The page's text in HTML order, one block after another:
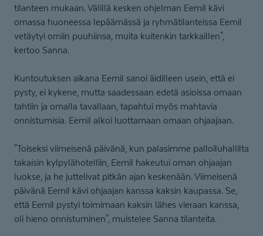
tilanteen mukaan. Välillä kesken ohjelman Eemil kävi
omassa huoneessa lepäämässä ja ryhmätilanteissa Eemil
vetäytyi omiin puuhiinsa, muita kuitenkin tarkkaillen",
kertoo Sanna.
Kuntoutuksen aikana Eemil sanoi äidilleen usein, että ei
pysty, ei kykene, mutta saadessaan edetä asioissa omaan
tahtiin ja omalla tavallaan, tapahtui myös mahtavia
onnistumisia. Eemil alkoi luottamaan omaan ohjaajaan.
"Toiseksi viimeisenä päivänä, kun palasimme palloiluhallilta
takaisin kylpylähotelliin, Eemil hakeutui oman ohjaajan
luokse, ja he juttelivat pitkän ajan keskenään. Viimeisenä
päivänä Eemil kävi ohjaajan kanssa kaksin kaupassa. Se,
että Eemil pystyi toimimaan kaksin lähes vieraan kanssa,
oli hieno onnistuminen", muistelee Sanna tilanteita.